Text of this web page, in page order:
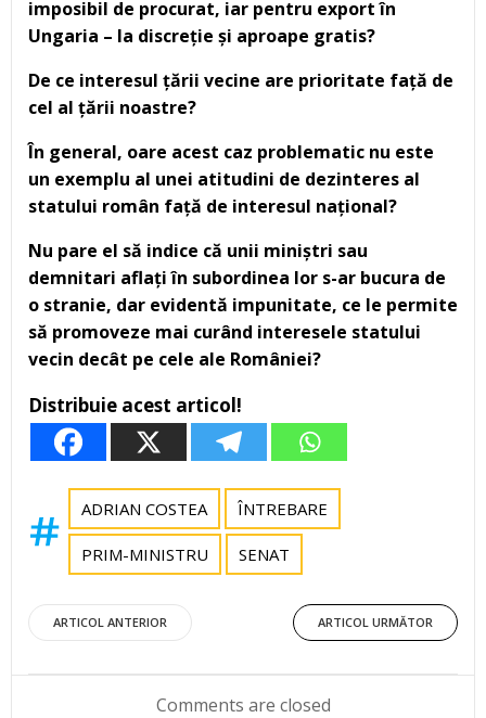
imposibil de procurat, iar pentru export în
Ungaria – la discreție și aproape gratis?
De ce interesul țării vecine are prioritate față de
cel al țării noastre?
În general, oare acest caz problematic nu este
un exemplu al unei atitudini de dezinteres al
statului român față de interesul național?
Nu pare el să indice că unii miniștri sau
demnitari aflați în subordinea lor s-ar bucura de
o stranie, dar evidentă impunitate, ce le permite
să promoveze mai curând interesele statului
vecin decât pe cele ale României?
Distribuie acest articol!
ADRIAN COSTEA ÎNTREBARE
PRIM-MINISTRU SENAT
Post
navigation
ARTICOL ANTERIOR
Post
navigation
ARTICOL URMĂTOR
Comments are closed